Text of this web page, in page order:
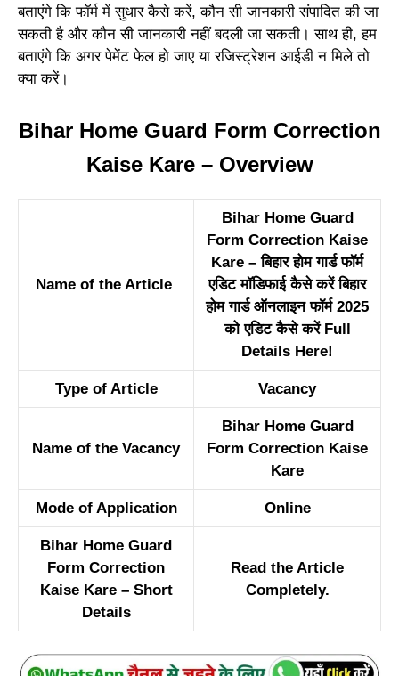
बताएंगे कि फॉर्म में सुधार कैसे करें, कौन सी जानकारी संपादित की जा
सकती है और कौन सी जानकारी नहीं बदली जा सकती। साथ ही, हम
बताएंगे कि अगर पेमेंट फेल हो जाए या रजिस्ट्रेशन आईडी न मिले तो
क्या करें।
Bihar Home Guard Form Correction
Kaise Kare – Overview
Name of the Article
Bihar Home Guard
Form Correction Kaise
Kare – बिहार होम गार्ड फॉर्म
एडिट मॉडिफाई कैसे करें बिहार
होम गार्ड ऑनलाइन फॉर्म 2025
को एडिट कैसे करें Full
Details Here!
Type of Article Vacancy
Name of the Vacancy
Bihar Home Guard
Form Correction Kaise
Kare
Mode of Application Online
Bihar Home Guard
Form Correction
Kaise Kare – Short
Details
Read the Article
Completely.